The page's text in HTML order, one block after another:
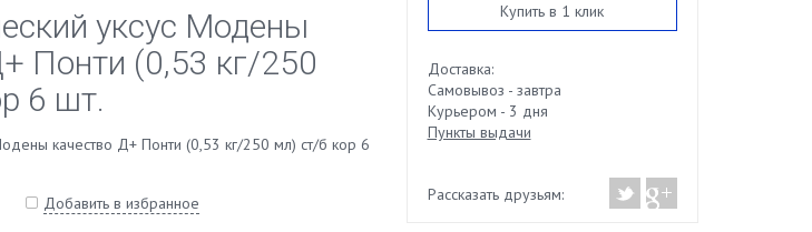
уксус Модены
Понти (0,53 кг/250
6 шт.
качество Д+ Понти (0,53 кг/250 мл) ст/б кор 6
Добавить в избранное
Купить в 1 клик
Доставка:
Самовывоз - завтра
Курьером - 3 дня
Пункты выдачи
Рассказать друзьям: